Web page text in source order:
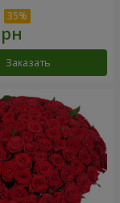
Заказать